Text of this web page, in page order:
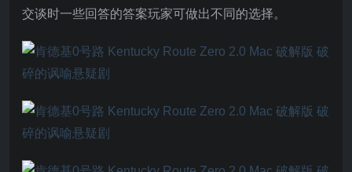
交谈时一些回答的答案玩家可做出不同的选择。